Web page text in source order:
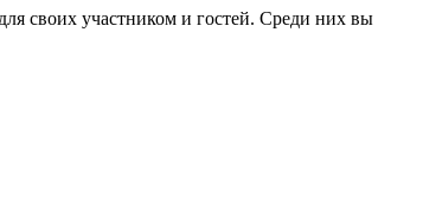
своих участником и гостей. Среди них вы